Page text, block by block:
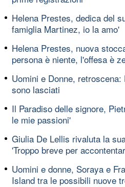
Helena Prestes, dedica del
famiglia Martinez, io la amo'
Helena Prestes, nuova
persona è niente, l'offesa è
Uomini e Donne,
sono lasciati
Il Paradiso delle signore,
le mie passioni'
Giulia De Lellis rivaluta la
'Troppo breve per
Uomini e donne, Soraya e
Island tra le possibili nuove